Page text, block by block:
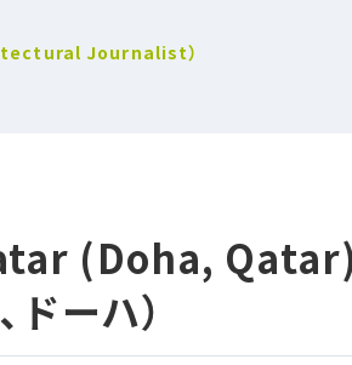
Journalist）
(Doha,
ーハ）